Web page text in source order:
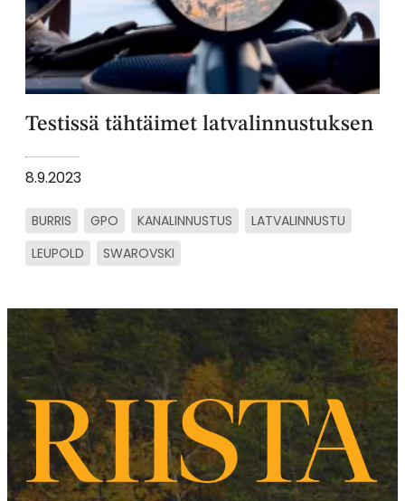
Testissä tähtäimet latvalinnustuksen
8.9.2023
BURRIS GPO KANALINNUSTUS
LATVALINNUSTU
LEUPOLD
SWAROVSKI